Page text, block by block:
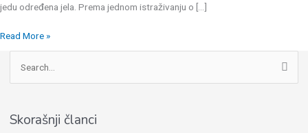
jedu određena jela. Prema jednom istraživanju o […]
Read More »
tSkorašnji članci